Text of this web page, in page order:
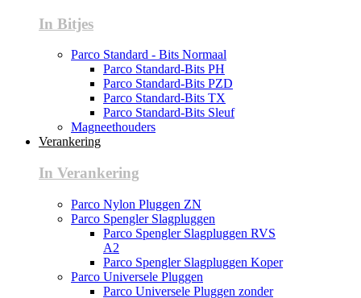
In Bitjes
Parco Standard - Bits Normaal
Parco Standard-Bits PH
Parco Standard-Bits PZD
Parco Standard-Bits TX
Parco Standard-Bits Sleuf
Magneethouders
Verankering
In Verankering
Parco Nylon Pluggen ZN
Parco Spengler Slagpluggen
Parco Spengler Slagpluggen RVS
A2
Parco Spengler Slagpluggen Koper
Parco Universele Pluggen
Parco Universele Pluggen zonder